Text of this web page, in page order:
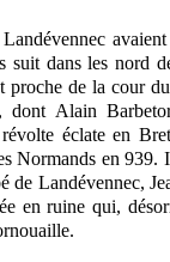
suit dans les nord
proche de la cour
dont Alain
éclate en
Normands en 939.
de Landévennec,
en ruine qui,